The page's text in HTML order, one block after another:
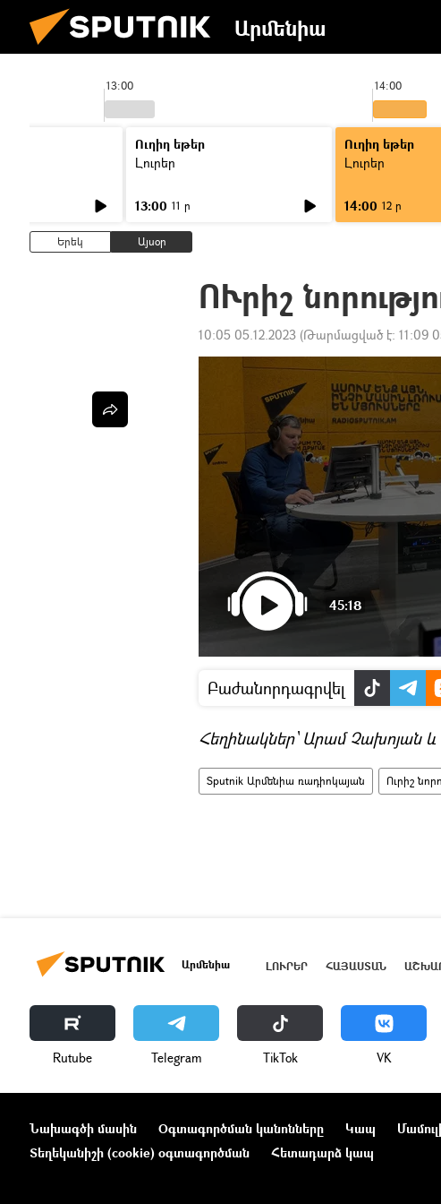
Արմենիա
13:00 14:00
Ուղիղ եթեր
Լուրեր
13:00 11 ր
Ուղիղ եթեր
Լուրեր
14:00 12 ր
Երեկ Այսօր
ՈՒրիշ
10:05 05.12.2023 (Թարմացված է: 11:09
45:18
Բաժանորդագրվել
Հեղինակներ՝ Արամ Չախոյան
Sputnik Արմենիա ռադիոկայան Ուրիշ
Արմենիա ԼՈՒՐԵՐ ՀԱՅԱՍՏԱՆ
Rutube Telegram ТikТоk VK
Նախագծի մասին Օգտագործման կանոնները Կապ
Տեղեկանիշի (cookie) օգտագործման
Հետադարձ կապ